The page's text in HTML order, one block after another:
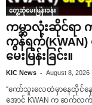
တွေ့ဆုံမေးမြန်းခန်း
ကမ္ဘာလုံးဆိုင်ရာ
ကွန်ရက်
မေးမြန်းခြင်း။
KIC News - August 8, 2026
“ကော်သူးလေထဲမှာနေထိုင်
အောင် KWAN က ဆက်လက်က